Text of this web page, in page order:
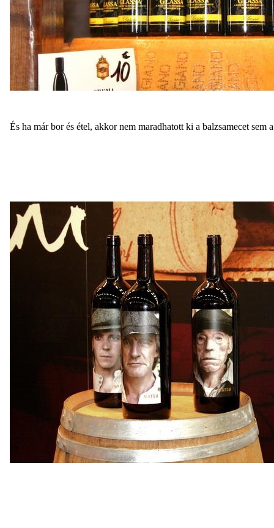
És ha már bor és étel, akkor nem maradhatott ki a balzsamecet sem